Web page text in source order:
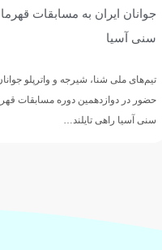
جوانان ایران به مسابقات
سنی آسیا
تیم‌های ملی شنا، شیرجه و واترپلو
حضور در دوازدهمین دوره مسابقات
سنی آسیا راهی تایلند…